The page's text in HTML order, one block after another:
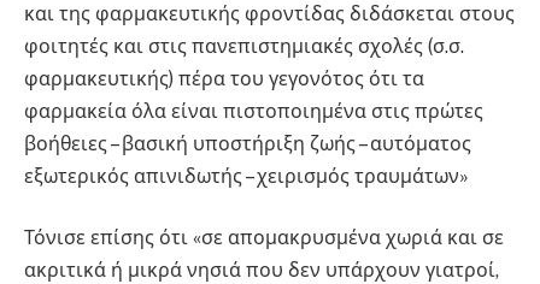
και της φαρμακευτικής φροντίδας διδάσκεται στους
φοιτητές και στις πανεπιστημιακές σχολές (σ.σ.
φαρμακευτικής) πέρα του γεγονότος ότι τα
φαρμακεία όλα είναι πιστοποιημένα στις πρώτες
βοήθειες – βασική υποστήριξη ζωής – αυτόματος
εξωτερικός απινιδωτής – χειρισμός τραυμάτων»
Τόνισε επίσης ότι «σε απομακρυσμένα χωριά και σε
ακριτικά ή μικρά νησιά που δεν υπάρχουν γιατροί,